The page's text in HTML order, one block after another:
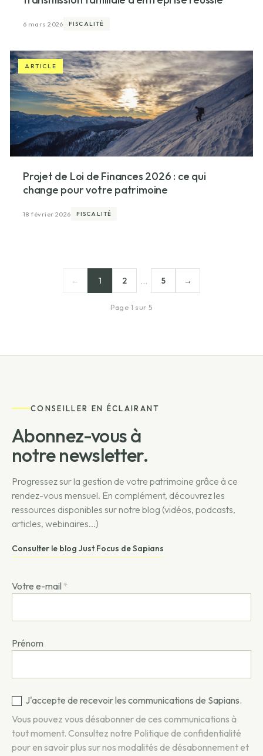
6 mars 2026 FISCALITÉ
ARTICLE
Projet de Loi de Finances 2026 : ce qui
change pour votre patrimoine
18 février 2026 FISCALITÉ
← 1 2 … 5 →
Page 1 sur 5
CONSEILLER EN ÉCLAIRANT
Abonnez-vous à
notre newsletter.
Progressez sur la gestion de votre patrimoine grâce à ce
rendez-vous mensuel. En complément, découvrez les
ressources disponibles sur notre blog (vidéos, podcasts,
articles, webinaires...)
Consulter le blog Just Focus de Sapians
Votre e-mail *
Prénom
J'accepte de recevoir les communications de Sapians.
Vous pouvez vous désabonner de ces communications à
tout moment. Consultez notre Politique de confidentialité
pour en savoir plus sur nos modalités de désabonnement et